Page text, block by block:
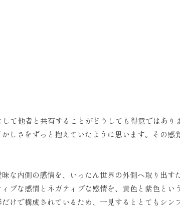
て他者と共有することがどうしても得意ではあり
しさをずっと抱えていたように思います。その感
な内側の感情を、いったん世界の外側へ取り出す
ブな感情とネガティブな感情を、黄色と紫色とい
けで構成されているため、一見するととてもシン